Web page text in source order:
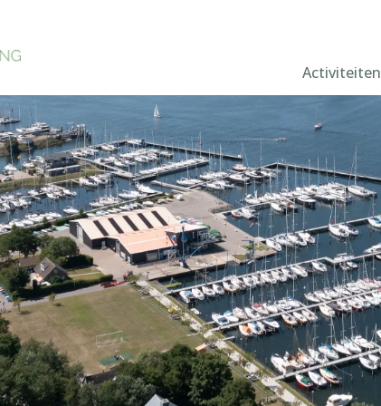
Activiteiten